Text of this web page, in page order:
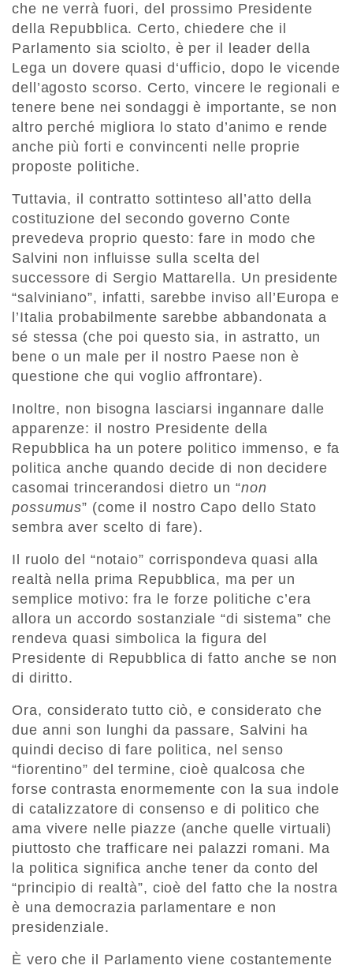
che ne verrà fuori, del prossimo Presidente
della Repubblica. Certo, chiedere che il
Parlamento sia sciolto, è per il leader della
Lega un dovere quasi d‘ufficio, dopo le vicende
dell’agosto scorso. Certo, vincere le regionali e
tenere bene nei sondaggi è importante, se non
altro perché migliora lo stato d’animo e rende
anche più forti e convincenti nelle proprie
proposte politiche.
Tuttavia, il contratto sottinteso all’atto della
costituzione del secondo governo Conte
prevedeva proprio questo: fare in modo che
Salvini non influisse sulla scelta del
successore di Sergio Mattarella. Un presidente
“salviniano”, infatti, sarebbe inviso all’Europa e
l’Italia probabilmente sarebbe abbandonata a
sé stessa (che poi questo sia, in astratto, un
bene o un male per il nostro Paese non è
questione che qui voglio affrontare).
Inoltre, non bisogna lasciarsi ingannare dalle
apparenze: il nostro Presidente della
Repubblica ha un potere politico immenso, e fa
politica anche quando decide di non decidere
casomai trincerandosi dietro un “non
possumus” (come il nostro Capo dello Stato
sembra aver scelto di fare).
Il ruolo del “notaio” corrispondeva quasi alla
realtà nella prima Repubblica, ma per un
semplice motivo: fra le forze politiche c’era
allora un accordo sostanziale “di sistema” che
rendeva quasi simbolica la figura del
Presidente di Repubblica di fatto anche se non
di diritto.
Ora, considerato tutto ciò, e considerato che
due anni son lunghi da passare, Salvini ha
quindi deciso di fare politica, nel senso
“fiorentino” del termine, cioè qualcosa che
forse contrasta enormemente con la sua indole
di catalizzatore di consenso e di politico che
ama vivere nelle piazze (anche quelle virtuali)
piuttosto che trafficare nei palazzi romani. Ma
la politica significa anche tener da conto del
“principio di realtà”, cioè del fatto che la nostra
è una democrazia parlamentare e non
presidenziale.
È vero che il Parlamento viene costantemente